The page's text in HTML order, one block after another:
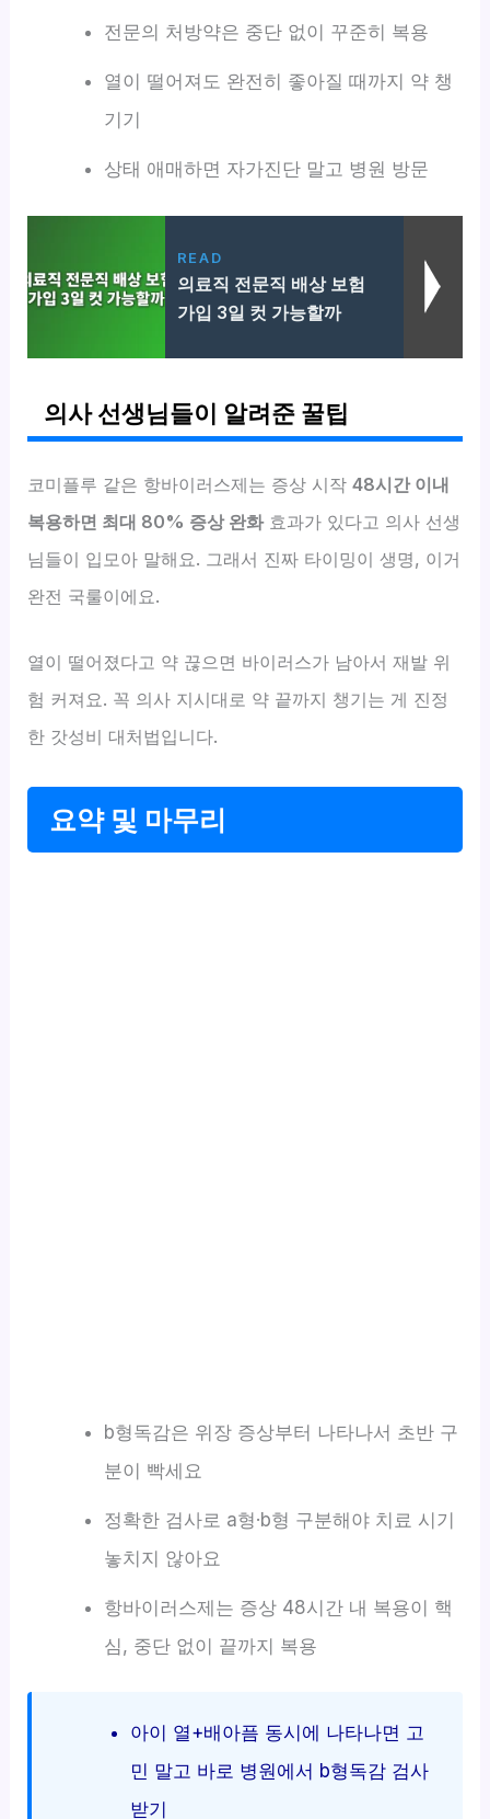
전문의 처방약은 중단 없이 꾸준히 복용
열이 떨어져도 완전히 좋아질 때까지 약 챙
기기
상태 애매하면 자가진단 말고 병원 방문
READ
의료직 전문직 배상 보험
가입 3일 컷 가능할까
의사 선생님들이 알려준 꿀팁
코미플루 같은 항바이러스제는 증상 시작48시간 이내
복용하면 최대 80% 증상 완화효과가 있다고 의사 선생
님들이 입모아 말해요. 그래서 진짜 타이밍이 생명, 이거
완전 국룰이에요.
열이 떨어졌다고 약 끊으면 바이러스가 남아서 재발 위
험 커져요. 꼭 의사 지시대로 약 끝까지 챙기는 게 진정
한 갓성비 대처법입니다.
요약 및 마무리
b형독감은 위장 증상부터 나타나서 초반 구
분이 빡세요
정확한 검사로 a형·b형 구분해야 치료 시기
놓치지 않아요
항바이러스제는 증상 48시간 내 복용이 핵
심, 중단 없이 끝까지 복용
아이 열+배아픔 동시에 나타나면 고
민 말고 바로 병원에서 b형독감 검사
받기